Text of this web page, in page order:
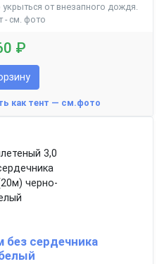
от внезапного дождя.
- см. фото
₽
как тент — см.фото
сердечника